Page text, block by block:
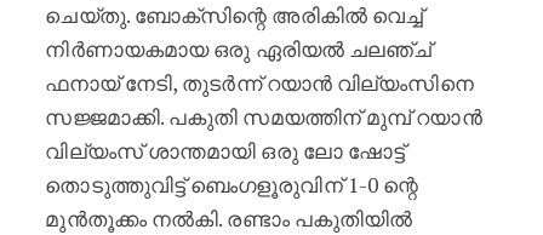
ചെയ്തു. ബോക്സിന്റെ അരികിൽ വെച്ച്
നിർണായകമായ ഒരു ഏരിയൽ ചലഞ്ച്
ഫനായ് നേടി, തുടർന്ന് റയാൻ വില്യംസിനെ
സജ്ജമാക്കി. പകുതി സമയത്തിന് മുമ്പ് റയാൻ
വില്യംസ് ശാന്തമായി ഒരു ലോ ഷോട്ട്
തൊടുത്തുവിട്ട് ബെംഗളൂരുവിന് 1-0 ന്റെ
മുൻതൂക്കം നൽകി. രണ്ടാം പകുതിയിൽ